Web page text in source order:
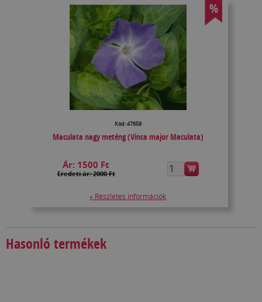
%
Kód: 47659
Maculata nagy meténg (Vinca major Maculata)
Ár: 1500 Ft
Eredeti ár: 2000 Ft
» Részletes információk
Hasonló termékek